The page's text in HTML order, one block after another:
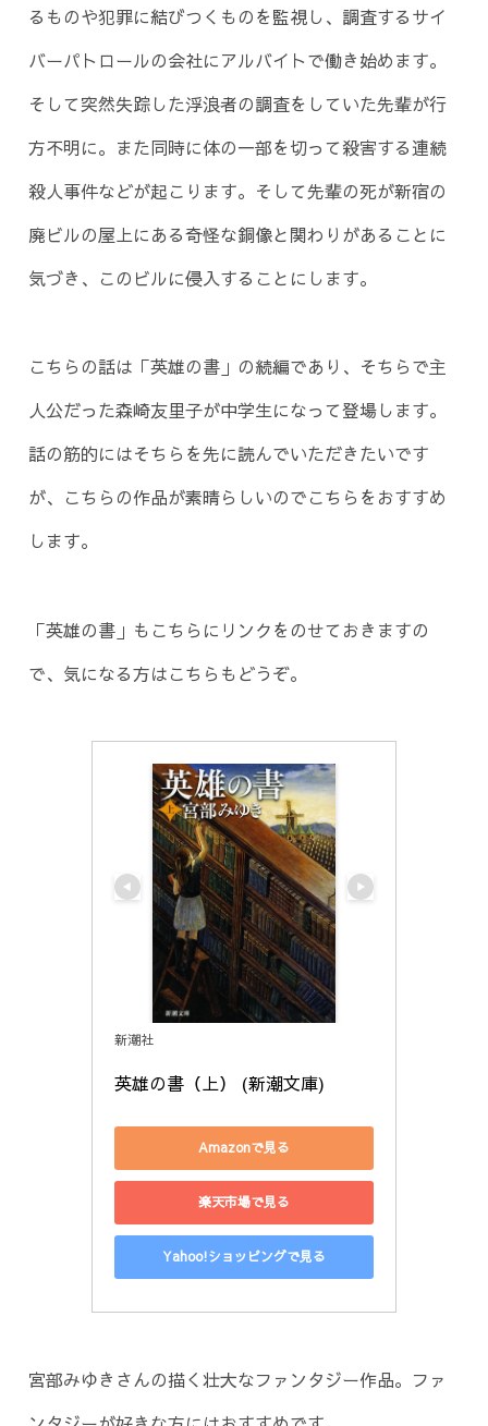
るものや犯罪に結びつくものを監視し、調査するサイ
バーパトロールの会社にアルバイトで働き始めます。
そして突然失踪した浮浪者の調査をしていた先輩が行
方不明に。また同時に体の一部を切って殺害する連続
殺人事件などが起こります。そして先輩の死が新宿の
廃ビルの屋上にある奇怪な銅像と関わりがあることに
気づき、このビルに侵入することにします。
こちらの話は「英雄の書」の続編であり、そちらで主
人公だった森崎友里子が中学生になって登場します。
話の筋的にはそちらを先に読んでいただきたいです
が、こちらの作品が素晴らしいのでこちらをおすすめ
します。
「英雄の書」もこちらにリンクをのせておきますの
で、気になる方はこちらもどうぞ。
新潮社
英雄の書（上） (新潮文庫)
Amazonで見る
楽天市場で見る
Yahoo!ショッピングで見る
宮部みゆきさんの描く壮大なファンタジー作品。ファ